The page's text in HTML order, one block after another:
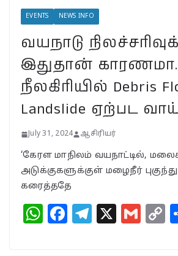
முகமாகிறாரா
காங்கிரஸ்
November 23,
EVENTS NEWS INFO
வயநாடு
இதுதான்
நீலகிரியில் Debris
Landslide ஏற்பட
July 31, 2024 ஆசிரியர்
‘கேரள மாநிலம் வயநாட்டில்,
அடுக்குகளுக்குள் மழைநீர்
கரைத்ததே
W F
T
X
G
C